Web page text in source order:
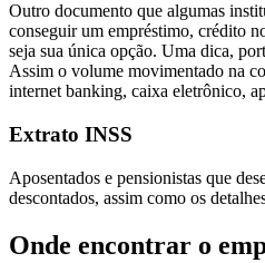
Outro documento que algumas
conseguir um empréstimo, crédito
seja sua única opção. Uma dica,
Assim o volume movimentado na
internet banking, caixa eletrônico,
Extrato INSS
Aposentados e pensionistas que
descontados, assim como os
Onde encontrar o